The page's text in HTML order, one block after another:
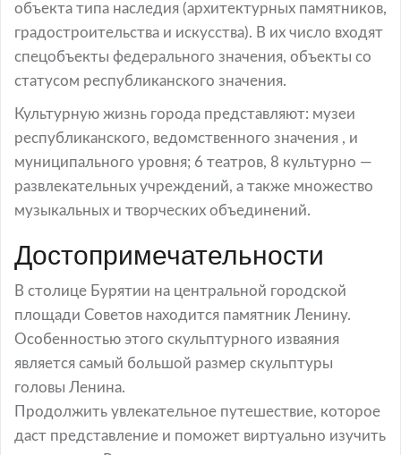
объекта типа наследия (архитектурных памятников,
градостроительства и искусства). В их число входят
спецобъекты федерального значения, объекты со
статусом республиканского значения.
Культурную жизнь города представляют: музеи
республиканского, ведомственного значения , и
муниципального уровня; 6 театров, 8 культурно —
развлекательных учреждений, а также множество
музыкальных и творческих объединений.
Достопримечательности
В столице Бурятии на центральной городской
площади Советов находится памятник Ленину.
Особенностью этого скульптурного изваяния
является самый большой размер скульптуры
головы Ленина.
Продолжить увлекательное путешествие, которое
даст представление и поможет виртуально изучить